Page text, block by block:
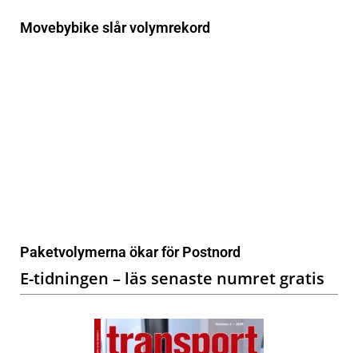
Movebybike slår volymrekord
Paketvolymerna ökar för Postnord
E-tidningen – läs senaste numret gratis